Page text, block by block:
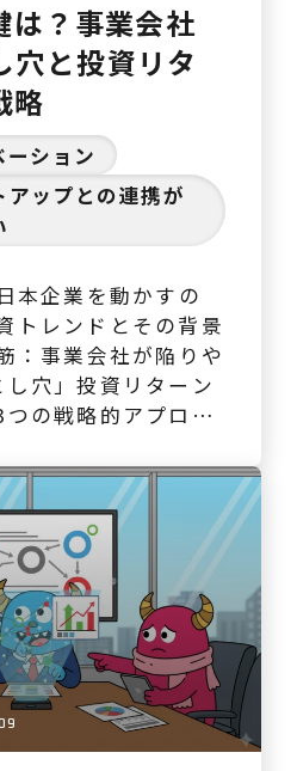
は？事業会社
穴と投資リタ
略
ーション
ップとの連携が
本企業を動かすの
トレンドとその背景
：事業会社が陥りや
穴」投資リターン
の戦略的アプロー
ProoflyとEMOが
め：確信ある挑戦
ぜ今、CVCが日本
？加速する投資トレ